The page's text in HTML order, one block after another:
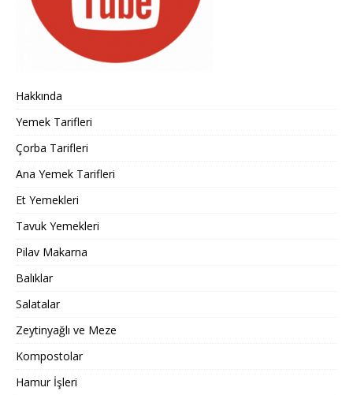
Hakkında
Yemek Tarifleri
Çorba Tarifleri
Ana Yemek Tarifleri
Et Yemekleri
Tavuk Yemekleri
Pilav Makarna
Balıklar
Salatalar
Zeytinyağlı ve Meze
Kompostolar
Hamur İşleri